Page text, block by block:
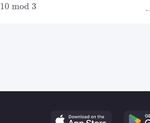
10 mod 3